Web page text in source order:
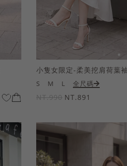
小隻女限定-柔美挖肩荷葉
S M L 全尺碼
NT.990 NT.891